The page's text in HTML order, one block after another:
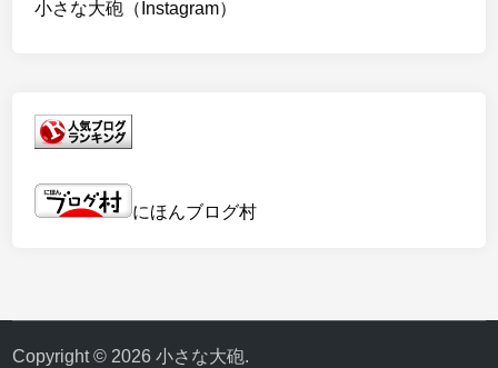
小さな大砲（Instagram）
にほんブログ村
Copyright © 2026小さな大砲.